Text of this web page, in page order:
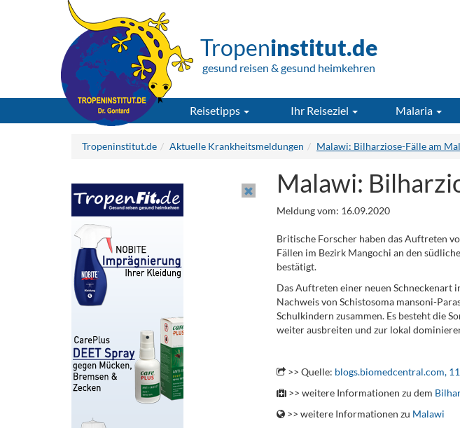
Tropeninstitut.de
gesund reisen & gesund heimkehren
Reisetipps Ihr Reiseziel Malaria
Tropeninstitut.de Aktuelle Krankheitsmeldungen Malawi: Bilharziose-Fälle am
Malawi:
Meldung vom: 16.09.2020
Britische Forscher haben das Auftreten
Fällen im Bezirk Mangochi an den
bestätigt.
Das Auftreten einer neuen Schneckenart
Nachweis von Schistosoma mansoni-
Schulkindern zusammen. Es besteht die
weiter ausbreiten und zur lokal
>> Quelle: blogs.biomedcentral.com,
>> weitere Informationen zu dem
>> weitere Informationen zu Malawi